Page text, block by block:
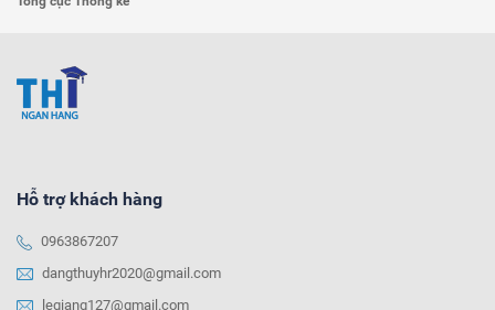
Hỗ trợ khách hàng
0963867207
dangthuyhr2020@gmail.com
legiang127@gmail.com